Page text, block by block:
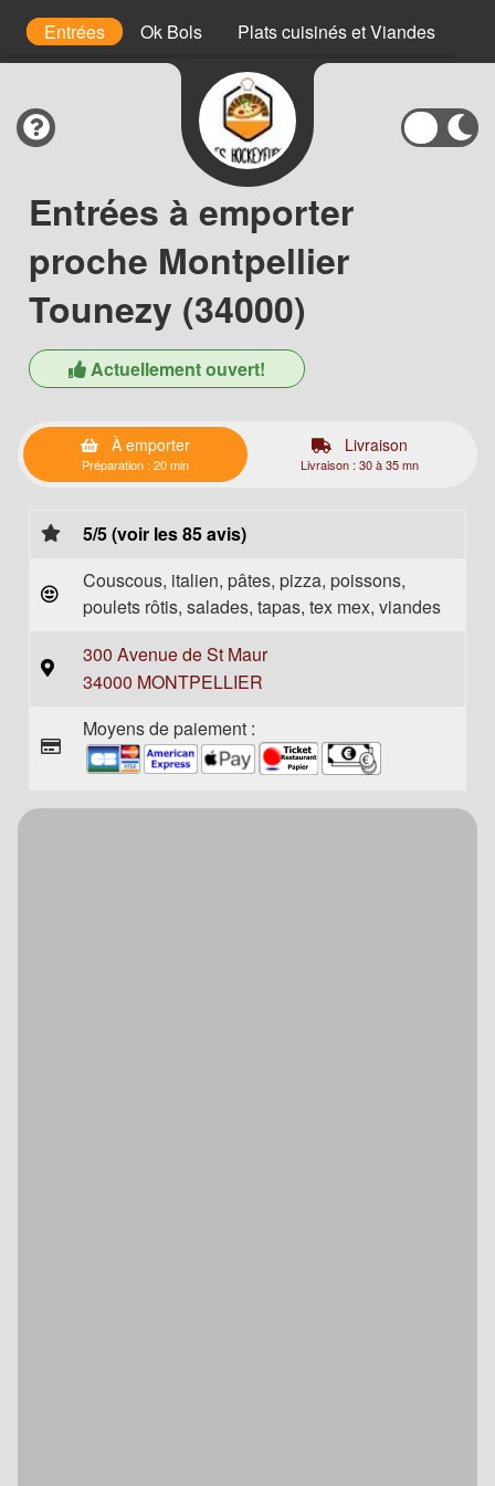
Entrées Ok Bols Plats cuisinés et Viandes
Entrées à emporter
proche Montpellier
Tounezy (34000)
Actuellement ouvert!
À emporter
Préparation : 20 min
Livraison
Livraison : 30 à 35 mn
5/5 (voir les 85 avis)
Couscous, italien, pâtes, pizza, poissons,
poulets rôtis, salades, tapas, tex mex, viandes
300 Avenue de St Maur
34000 MONTPELLIER
Moyens de paiement :